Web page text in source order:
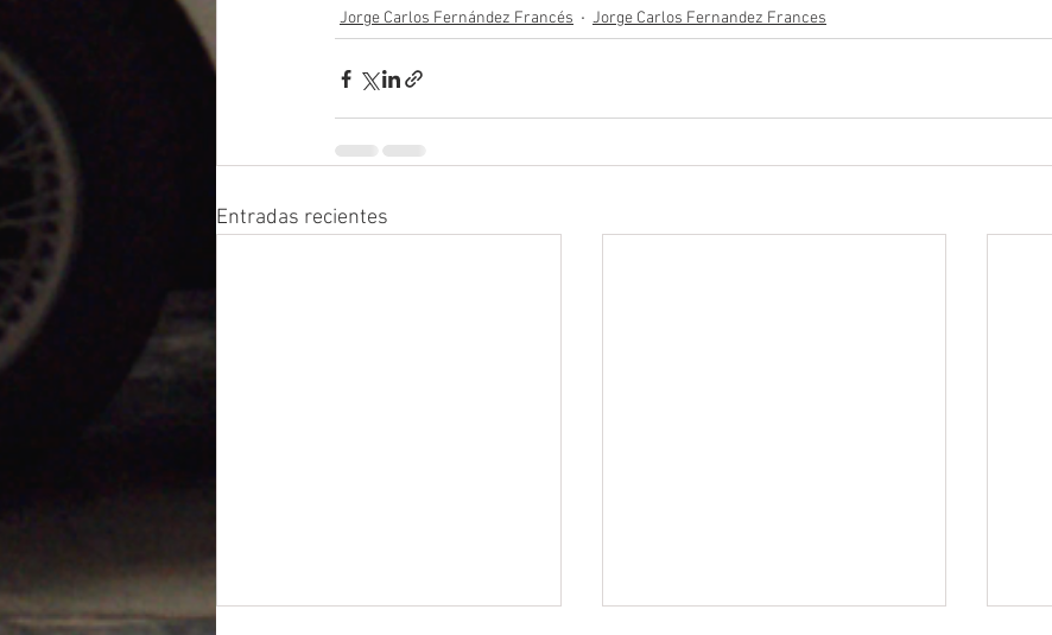
Jorge Carlos Fernández Francés Jorge Carlos Fernandez Frances
Entradas recientes